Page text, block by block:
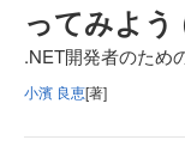
ってみよう
.NET開発者のため
小濱 良恵[著]